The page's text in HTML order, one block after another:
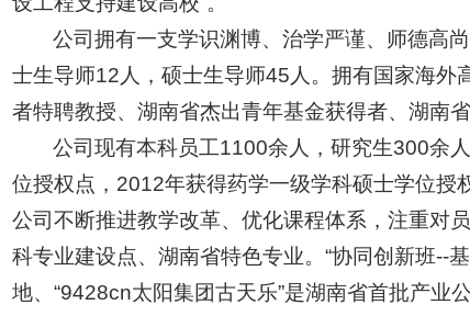
公司拥有一支学识渊博、治学严谨、师德高
士生导师12人，硕士生导师45人。拥有国家海外
者特聘教授、湖南省杰出青年基金获得者、湖南
公司现有本科员工1100余人，研究生300余
位授权点，2012年获得药学一级学科硕士学位授
公司不断推进教学改革、优化课程体系，注重对
科专业建设点、湖南省特色专业。“协同创新班--
地、“9428cn太阳集团古天乐”是湖南省首批产业公